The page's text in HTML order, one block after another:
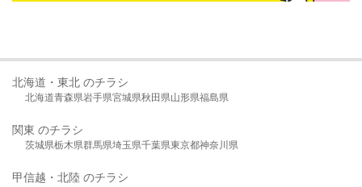
北海道・東北 のチラシ
北海道青森県岩手県宮城県秋田県山形県福島県
関東 のチラシ
茨城県栃木県群馬県埼玉県千葉県東京都神奈川県
甲信越・北陸 のチラシ